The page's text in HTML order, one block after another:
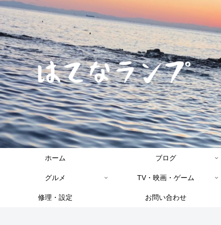
ホーム ブログ
グルメ TV・映画・ゲーム
修理・設定 お問い合わせ